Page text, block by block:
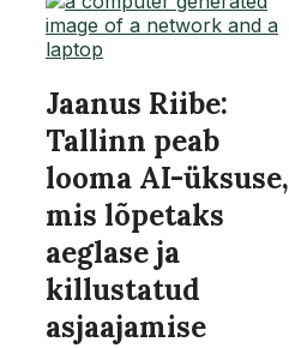
Jaanus Riibe:
Tallinn peab
looma AI-üksuse,
mis lõpetaks
aeglase ja
killustatud
asjaajamise